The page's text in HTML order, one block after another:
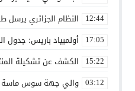
12:44 النظام الجزائري يرسل
17:05 أولمبياد باريس: جدول
15:22 الكشف عن تشكيلة
03:12 والي جهة سوس ماسة